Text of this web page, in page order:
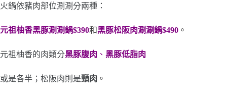
火鍋依豬肉部位涮涮分兩種：
元祖柚香黑豚涮涮鍋$390和黑豚松阪肉涮涮鍋$490 。
元祖柚香的肉類分黑豚腹肉 、 黑豚低脂肉
或是各半；松阪肉則是頸肉 。